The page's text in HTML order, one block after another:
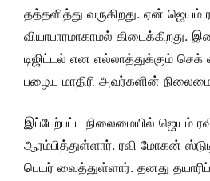
தத்தளித்து வருகிறது. ஏன் ஜெயம்
வியாபாரமாகாமல் கிடைக்கிறது.
டிஜிட்டல் என எல்லாத்துக்கும் செக்
பழைய மாதிரி அவர்களின்
இப்பேற்பட்ட நிலைமையில் ஜெயம் ரவி
ஆரம்பித்துள்ளார். ரவி மோகன்
பெயர் வைத்துள்ளார். தனது